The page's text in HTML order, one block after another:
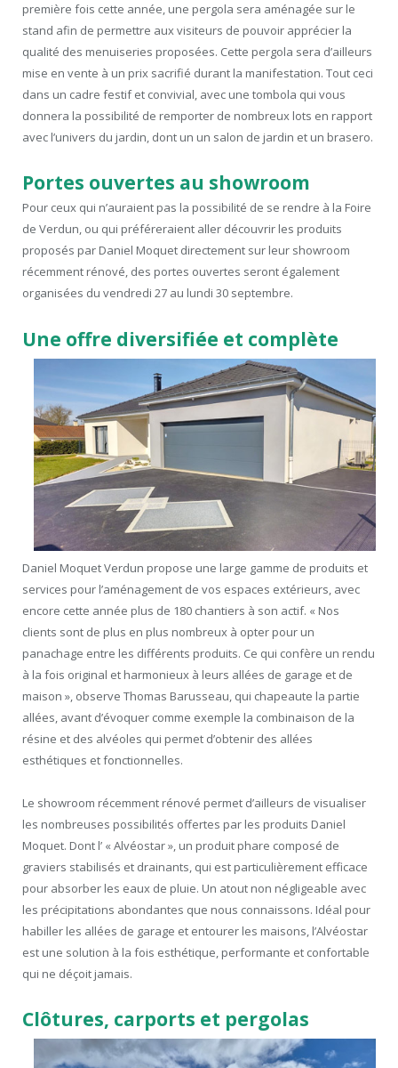
première fois cette année, une pergola sera aménagée sur le
stand afin de permettre aux visiteurs de pouvoir apprécier la
qualité des menuiseries proposées. Cette pergola sera d’ailleurs
mise en vente à un prix sacrifié durant la manifestation. Tout ceci
dans un cadre festif et convivial, avec une tombola qui vous
donnera la possibilité de remporter de nombreux lots en rapport
avec l’univers du jardin, dont un un salon de jardin et un brasero.
Portes ouvertes au showroom
Pour ceux qui n’auraient pas la possibilité de se rendre à la Foire
de Verdun, ou qui préféreraient aller découvrir les produits
proposés par Daniel Moquet directement sur leur showroom
récemment rénové, des portes ouvertes seront également
organisées du vendredi 27 au lundi 30 septembre.
Une offre diversifiée et complète
Daniel Moquet Verdun propose une large gamme de produits et
services pour l’aménagement de vos espaces extérieurs, avec
encore cette année plus de 180 chantiers à son actif. « Nos
clients sont de plus en plus nombreux à opter pour un
panachage entre les différents produits. Ce qui confère un rendu
à la fois original et harmonieux à leurs allées de garage et de
maison », observe Thomas Barusseau, qui chapeaute la partie
allées, avant d’évoquer comme exemple la combinaison de la
résine et des alvéoles qui permet d’obtenir des allées
esthétiques et fonctionnelles.
Le showroom récemment rénové permet d’ailleurs de visualiser
les nombreuses possibilités offertes par les produits Daniel
Moquet. Dont l’ « Alvéostar », un produit phare composé de
graviers stabilisés et drainants, qui est particulièrement efficace
pour absorber les eaux de pluie. Un atout non négligeable avec
les précipitations abondantes que nous connaissons. Idéal pour
habiller les allées de garage et entourer les maisons, l’Alvéostar
est une solution à la fois esthétique, performante et confortable
qui ne déçoit jamais.
Clôtures, carports et pergolas